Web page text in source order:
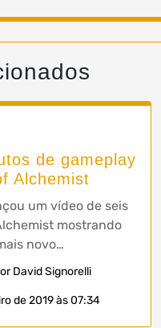
de gameplay
Alchemist
um vídeo de seis
mostrando
novo…
David Signorelli
de 2019 às 07:34